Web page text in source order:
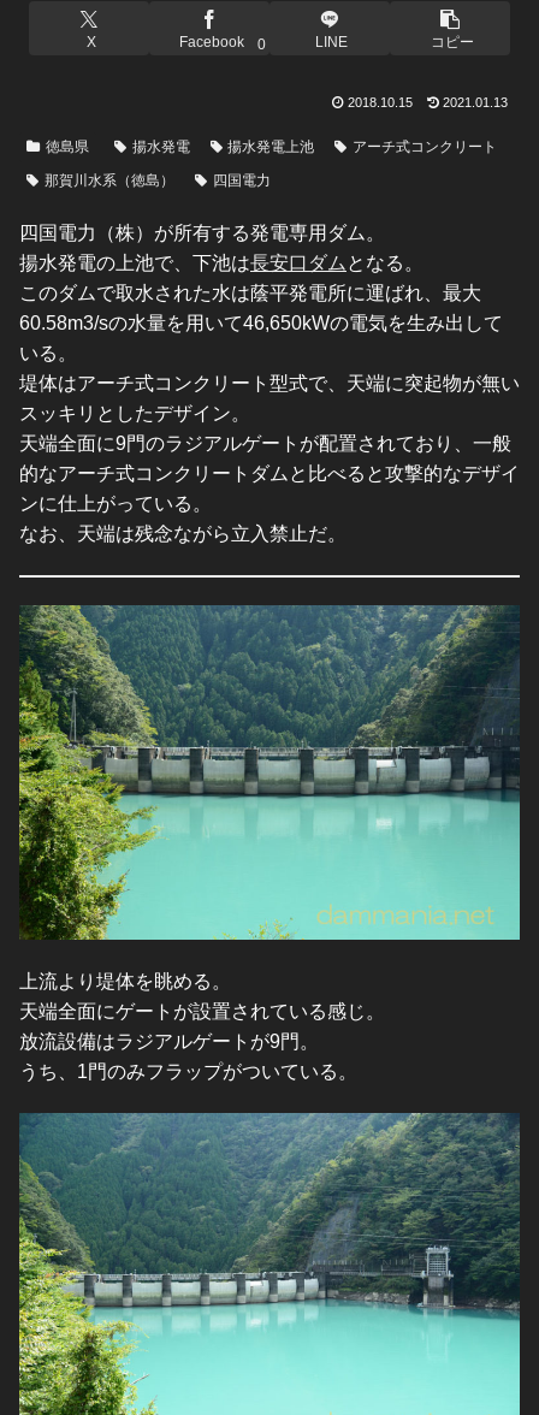
X Facebook 0 LINE コピー
2018.10.15 2021.01.13
徳島県 揚水発電 揚水発電上池
アーチ式コンクリート
那賀川水系（徳島）
四国電力
四国電力（株）が所有する発電専用ダム。
揚水発電の上池で、下池は長安口ダム となる。
このダムで取水された水は蔭平発電所に運ばれ、最大
60.58m3/sの水量を用いて46,650kWの電気を生み出して
いる。
堤体はアーチ式コンクリート型式で、天端に突起物が無い
スッキリとしたデザイン。
天端全面に9門のラジアルゲートが配置されており、一般
的なアーチ式コンクリートダムと比べると攻撃的なデザイ
ンに仕上がっている。
なお、天端は残念ながら立入禁止だ。
上流より堤体を眺める。
天端全面にゲートが設置されている感じ。
放流設備はラジアルゲートが9門。
うち、1門のみフラップがついている。